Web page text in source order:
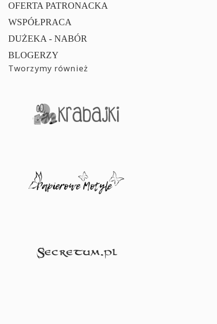
OFERTA PATRONACKA
WSPÓŁPRACA
DUŻEKA - NABÓR
BLOGERZY
Tworzymy również